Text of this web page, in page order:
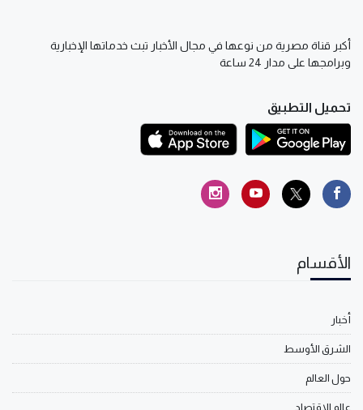
أكبر قناة مصرية من نوعها في مجال الأخبار تبث خدماتها الإخبارية
وبرامجها على مدار 24 ساعة
تحميل التطبيق
الأقسام
أخبار
الشرق الأوسط
حول العالم
عالم الاقتصاد